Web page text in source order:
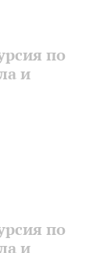
по
и
по
и